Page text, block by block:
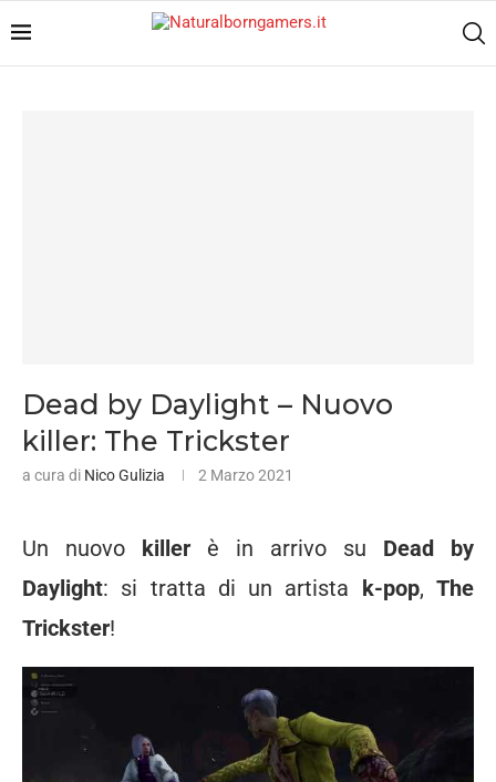
Dead by Daylight – Nuovo
killer: The Trickster
a cura di Nico Gulizia 2 Marzo 2021
Un nuovo killer è in arrivo su Dead by
Daylight: si tratta di un artista k-pop,The
Trickster!